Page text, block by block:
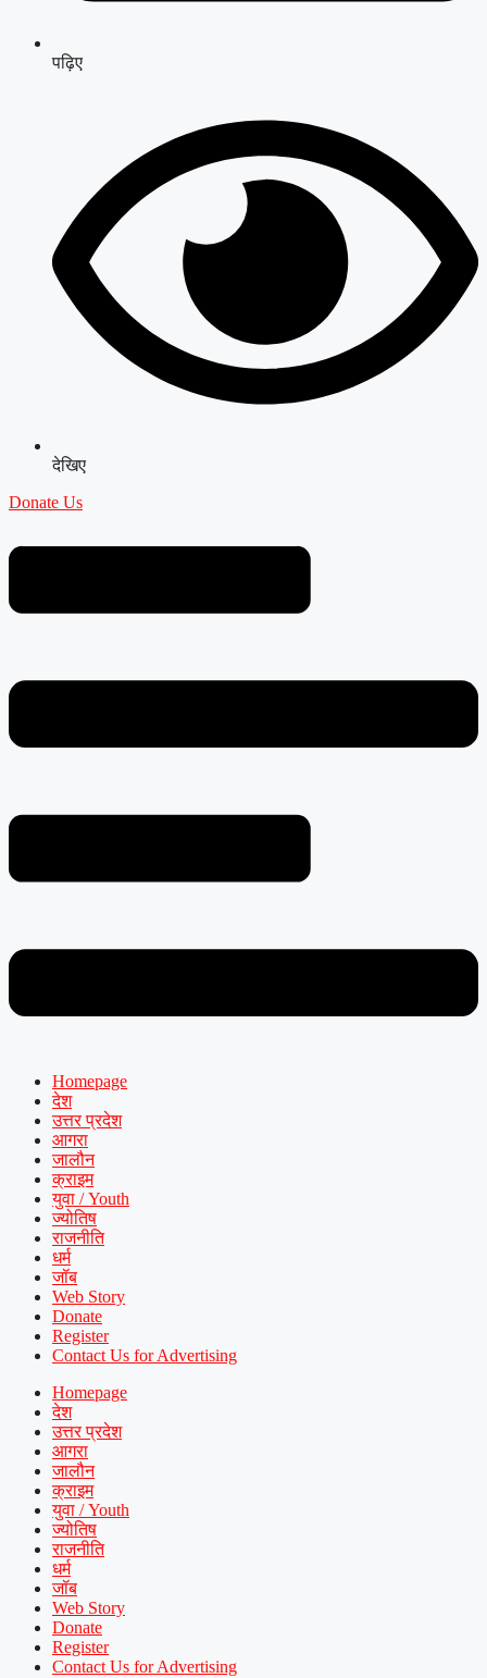
पढ़िए
देखिए
Donate Us
Homepage
देश
उत्तर प्रदेश
आगरा
जालौन
क्राइम
युवा / Youth
ज्योतिष
राजनीति
धर्म
जॉब
Web Story
Donate
Register
Contact Us for Advertising
Homepage
देश
उत्तर प्रदेश
आगरा
जालौन
क्राइम
युवा / Youth
ज्योतिष
राजनीति
धर्म
जॉब
Web Story
Donate
Register
Contact Us for Advertising